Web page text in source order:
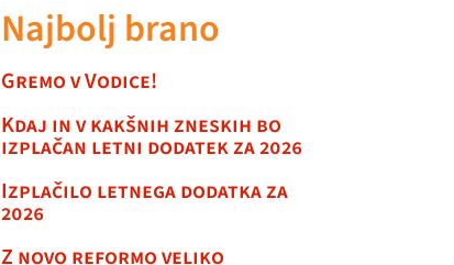
Najbolj brano
Gremo v Vodice!
Kdaj in v kakšnih zneskih bo
izplačan letni dodatek za 2026
Izplačilo letnega dodatka za
2026
Z novo reformo veliko